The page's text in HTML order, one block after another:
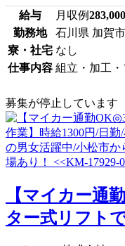
給与 月収例283,000
勤務地
石川県 加賀市
寮・社宅 なし
仕事内容 組立・加工
募集が停止しています
【マイカー通
ター式リフト